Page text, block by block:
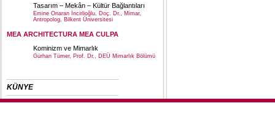
Tasarım – Mekân – Kültür Bağlantıları
Emine Onaran İncirlioğlu, Doç. Dr., Mimar,
Antropolog, Bilkent Üniversitesi
MEA ARCHITECTURA MEA CULPA
Kominizm ve Mimarlık
Gürhan Tümer, Prof. Dr., DEÜ Mimarlık Bölümü
KÜNYE